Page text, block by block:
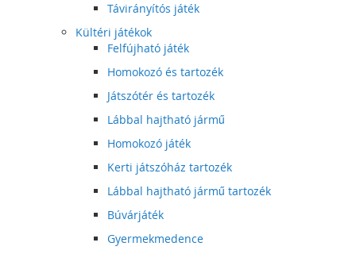
Távirányítós játék
Kültéri játékok
Felfújható játék
Homokozó és tartozék
Játszótér és tartozék
Lábbal hajtható jármű
Homokozó játék
Kerti játszóház tartozék
Lábbal hajtható jármű tartozék
Búvárjáték
Gyermekmedence